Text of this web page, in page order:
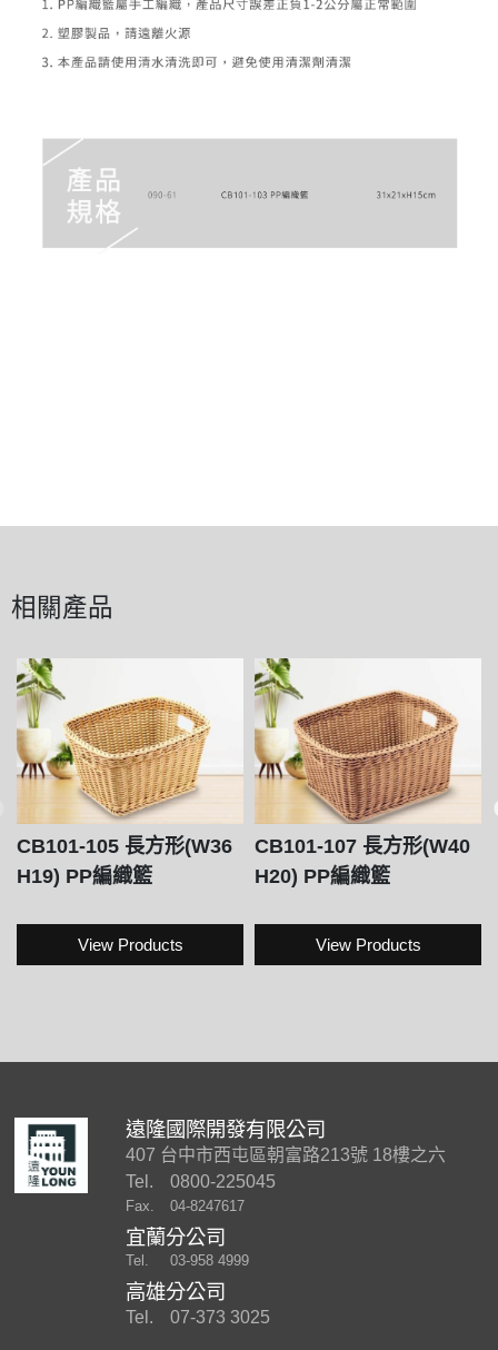
相關產品
CB101-105 長方形(W36
H19) PP編織籃
View Products
CB101-107 長方形(W40
H20) PP編織籃
View Products
遠隆國際開發有限公司
407 台中市西屯區朝富路213號 18樓之六
Tel.
0800-225045
Fax. 04-8247617
宜蘭分公司
Tel. 03-958 4999
高雄分公司
Tel. 07-373 3025